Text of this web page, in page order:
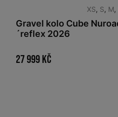
XS, S, M,
Gravel kolo Cube
´reflex 2026
27 999 Kč